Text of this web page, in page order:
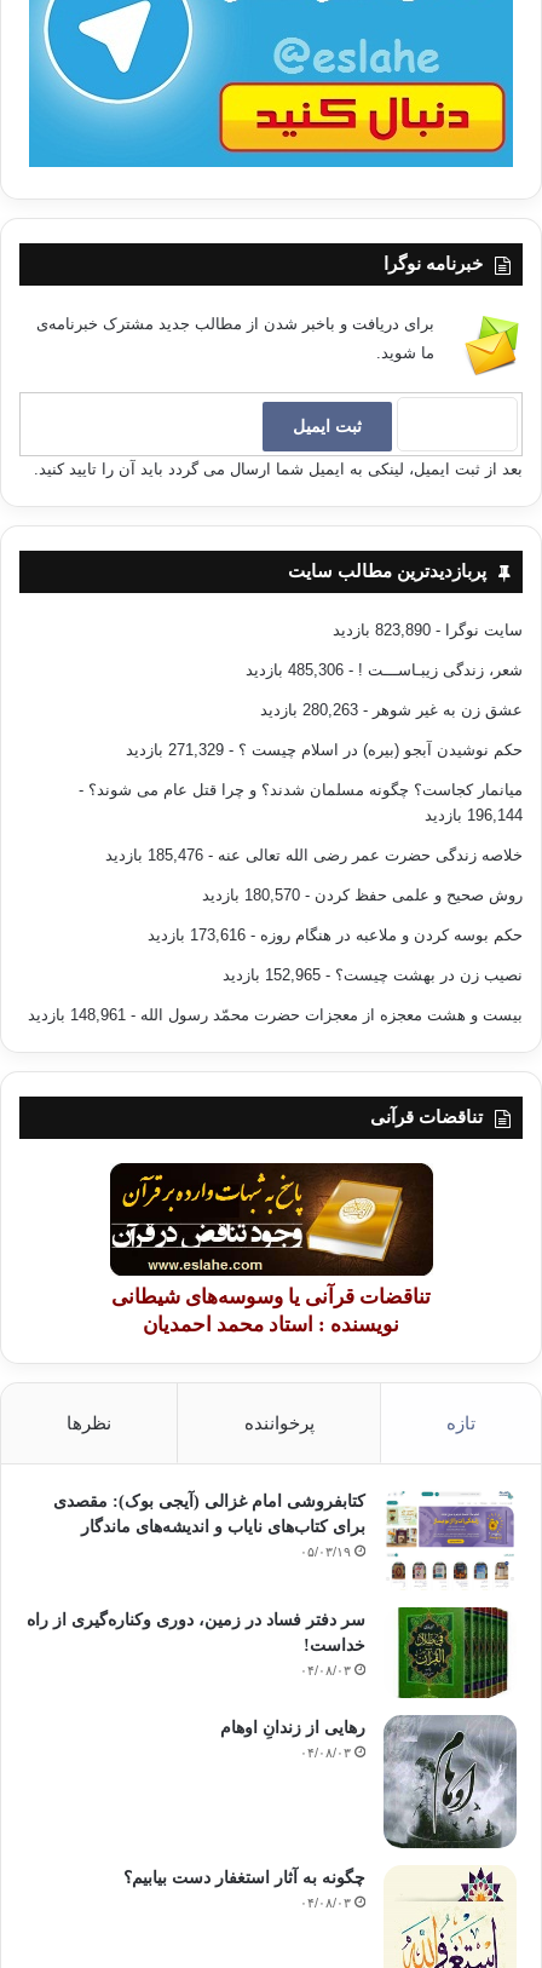
خبرنامه نوگرا
برای دریافت و باخبر شدن از مطالب جدید مشترک خبرنامه‌ی
ما شوید.
بعد از ثبت ایمیل، لینکی به ایمیل شما ارسال می گردد باید آن را تایید کنید.
پربازدیدترین مطالب سایت
سایت نوگرا - 823,890 بازدید
شعر، زندگی زیبـاســـت ! - 485,306 بازدید
عشق زن به غیر شوهر - 280,263 بازدید
حکم نوشیدن آبجو (بیره) در اسلام چیست ؟ - 271,329 بازدید
میانمار کجاست؟ چگونه مسلمان شدند؟ و چرا قتل عام می شوند؟ -
196,144 بازدید
خلاصه زندگی حضرت عمر رضی الله تعالی عنه - 185,476 بازدید
روش صحیح و علمی حفظ کردن - 180,570 بازدید
حکم بوسه کردن و ملاعبه در هنگام روزه - 173,616 بازدید
نصیب زن در بهشت چیست؟ - 152,965 بازدید
بیست و هشت معجزه از معجزات حضرت محمّد رسول الله - 148,961 بازدید
تناقضات قرآنی
تناقضات قرآنی یا وسوسه‌های شیطانی
نویسنده : استاد محمد احمدیان
تازه پرخواننده نظرها
کتابفروشی امام غزالی (آیجی بوک): مقصدی
برای کتاب‌های نایاب و اندیشه‌های ماندگار
۰۵/۰۳/۱۹
سر دفتر فساد در زمین‌، دوری وکناره‌گیری از راه
خداست‌!
۰۴/۰۸/۰۳
رهایی از زندانِ اوهام
۰۴/۰۸/۰۳
چگونه به آثار استغفار دست بیابیم؟
۰۴/۰۸/۰۳